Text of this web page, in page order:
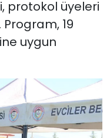
protokol üyeleri
19
uygun